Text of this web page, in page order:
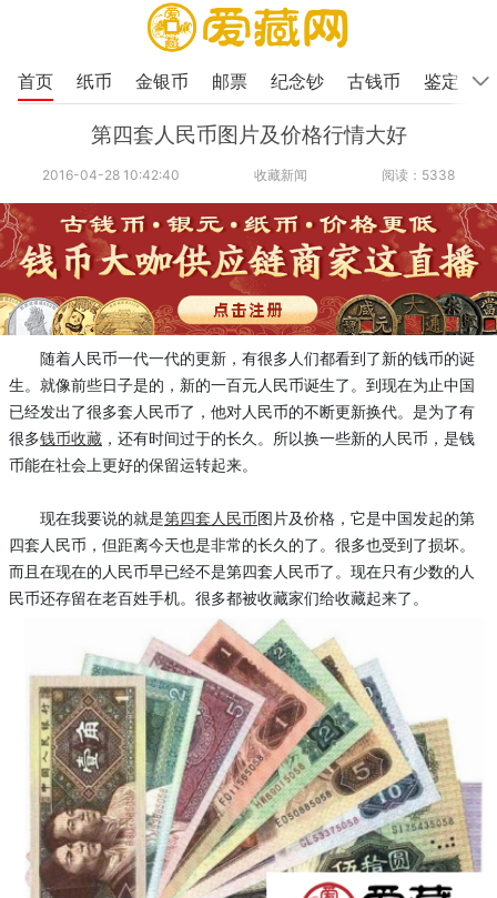
首页 纸币 金银币 邮票 纪念钞 古钱币 鉴定
第四套人民币图片及价格行情大好
2016-04-28 10:42:40 收藏新闻 阅读：5338
随着人民币一代一代的更新，有很多人们都看到了新的钱币的诞
生。就像前些日子是的，新的一百元人民币诞生了。到现在为止中国
已经发出了很多套人民币了，他对人民币的不断更新换代。是为了有
很多钱币收藏 ，还有时间过于的长久。所以换一些新的人民币，是钱
币能在社会上更好的保留运转起来。
现在我要说的就是第四套人民币图片及价格，它是中国发起的第
四套人民币，但距离今天也是非常的长久的了。很多也受到了损坏。
而且在现在的人民币早已经不是第四套人民币了。现在只有少数的人
民币还存留在老百姓手机。很多都被收藏家们给收藏起来了。